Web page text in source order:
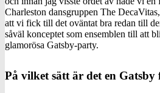
Charleston dansgruppen The
att vi fick till det oväntat bra redan till
såväl konceptet som ensemblen till att
glamorösa Gatsby-party.
På vilket sätt är det en Gatsby